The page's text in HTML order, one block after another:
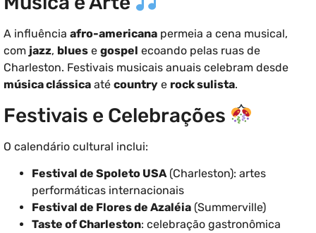
A influência afro-americana permeia a cena musical,
com jazz, blues e gospel ecoando pelas ruas de
Charleston. Festivais musicais anuais celebram desde
música clássica até country e rock sulista.
Festivais e Celebrações
O calendário cultural inclui:
Festival de Spoleto USA(Charleston): artes
performáticas internacionais
Festival de Flores de Azaléia (Summerville)
Taste of Charleston: celebração gastronômica